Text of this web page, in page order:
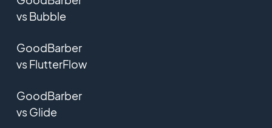
vs Bubble
GoodBarber
vs FlutterFlow
GoodBarber
vs Glide